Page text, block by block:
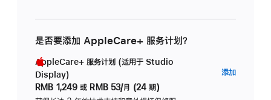
是否要添加 AppleCare+ 服务计划？
AppleCare+ 服务计划 (适用于 Studio
Display)
RMB 1,249 或 RMB 53/月 (24 期)
添加